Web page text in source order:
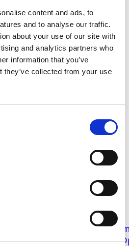
content and ads, to
and to analyse our traffic.
about your use of our site with
and analytics partners who
information that you’ve
they’ve collected from your use
nelle nostre mani. Attenzione,
non significa soltanto
sempre Lorenzo
impiega con successo
per la bigliettazione basata
che riceve nuova linfa da
e l’emissione di
i costi di distribuzione e
hanno già conseguito un
Shaping
volto di